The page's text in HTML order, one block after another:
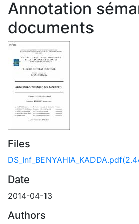
Annotation
documents
Files
DS_Inf_BENYAHIA_KADDA.pdf
Date
2014-04-13
Authors